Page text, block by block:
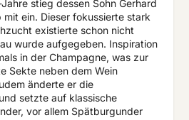
stieg dessen Sohn Gerhard
ein. Dieser fokussierte stark
existierte schon nicht
wurde aufgegeben. Inspiration
in der Champagne, was zur
Sekte neben dem Wein
änderte er die
setzte auf klassische
vor allem Spätburgunder